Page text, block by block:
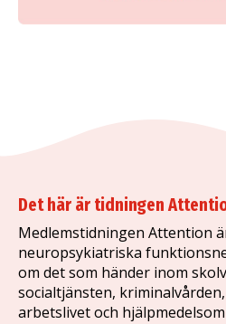
Det här är tidningen
Medlemstidningen Attention
neuropsykiatriska
om det som händer inom
socialtjänsten,
arbetslivet och